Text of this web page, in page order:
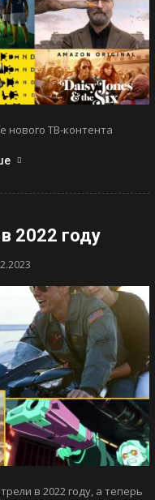
нового ТВ-контента
2022 году
в 2022 году, а теперь